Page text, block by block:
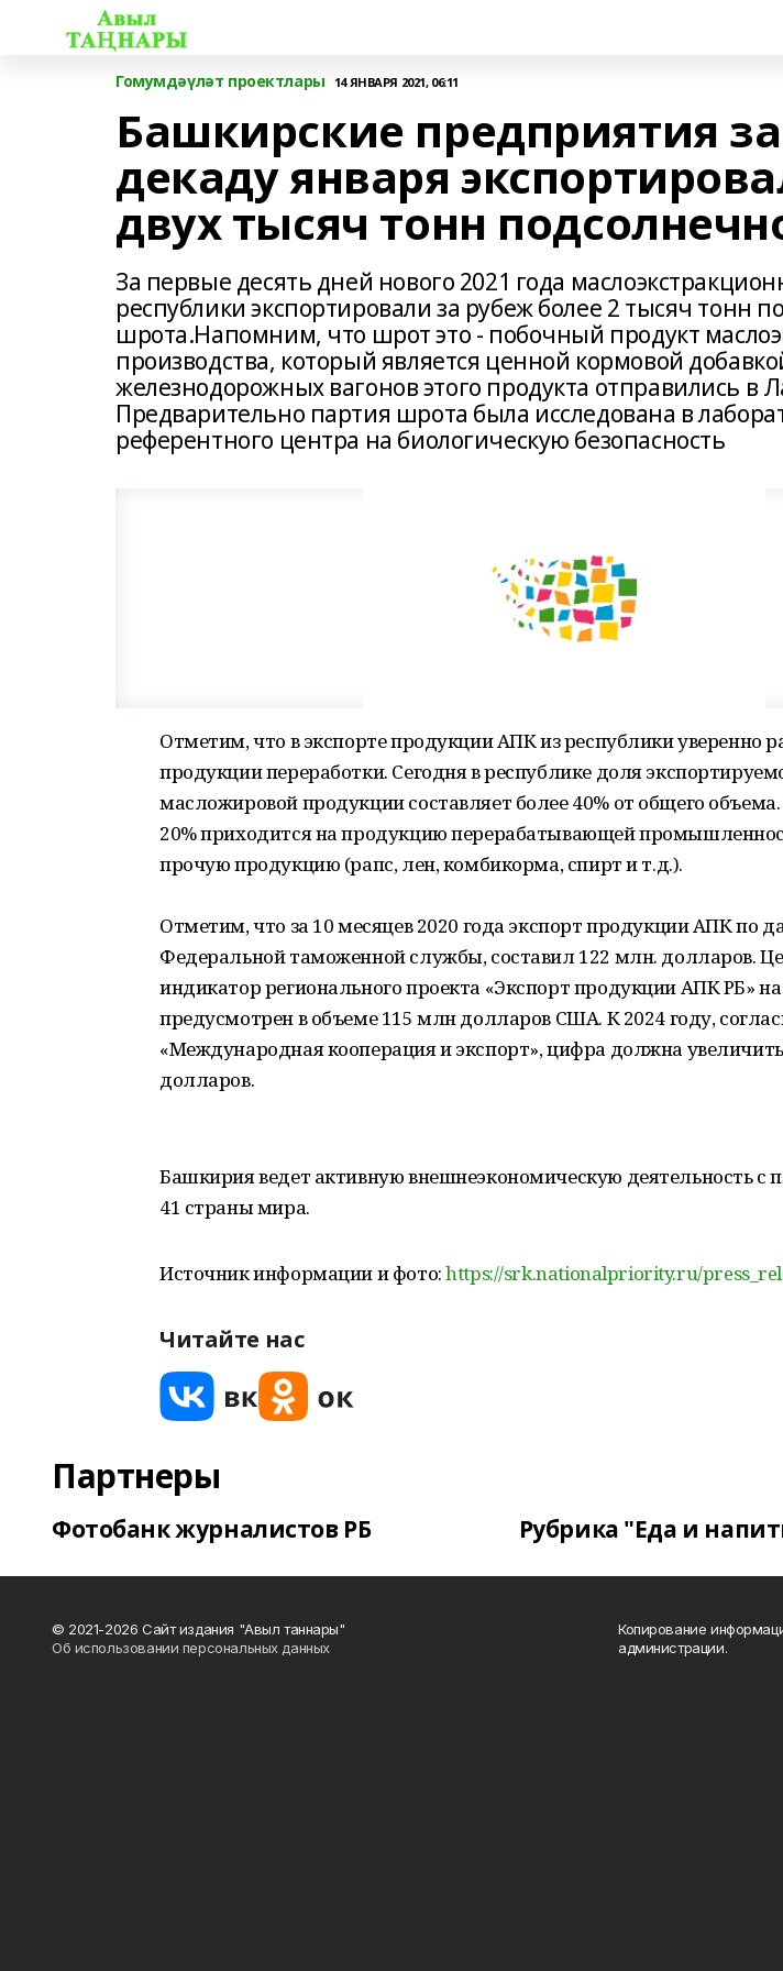
Гомумдәүләт проектлары 14 ЯНВАРЯ 2021, 06:11
Башкирские предприятия
декаду января
двух тысяч тонн
За первые десять дней нового 2021 года
республики экспортировали за рубеж более 2 тысяч тонн
шрота.Напомним, что шрот это - побочный продукт
производства, который является ценной кормовой
железнодорожных вагонов этого продукта отправились в
Предварительно партия шрота была исследована в
референтного центра на биологическую безопасность
Отметим, что в экспорте продукции АПК из республики уверенно
продукции переработки. Сегодня в республике доля
масложировой продукции составляет более 40% от общего
20% приходится на продукцию перерабатывающей
прочую продукцию (рапс, лен, комбикорма, спирт и т.д.).
Отметим, что за 10 месяцев 2020 года экспорт продукции АПК по
Федеральной таможенной службы, составил 122 млн. долларов.
индикатор регионального проекта «Экспорт продукции АПК РБ» на
предусмотрен в объеме 115 млн долларов США. К 2024 году,
«Международная кооперация и экспорт», цифра должна
долларов.
Башкирия ведет активную внешнеэкономическую деятельность с
41 страны мира.
Источник информации и фото:https://srk.nationalpriority.ru/
Читайте нас
Партнеры
Фотобанк журналистов РБ Рубрика "Еда и
© 2021-2026 Сайт издания "Авыл таннары"
Об использовании персональных данных
Копирование
администрации.